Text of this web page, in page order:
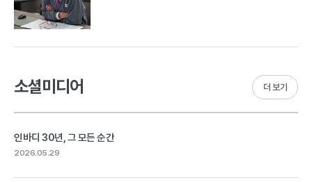
소셜미디어
인바디 30년, 그 모든 순간
2026.05.29
더 보기